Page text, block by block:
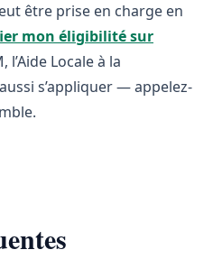
être prise en charge en
mon éligibilité sur
l’Aide Locale à la
s’appliquer — appelez-